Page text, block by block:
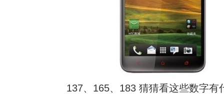
137、165、183 猜猜看这些数字有